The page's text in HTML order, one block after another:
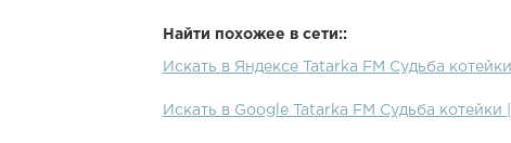
Найти похожее в сети::
Искать в Яндексе Tatarka FM Судьба
Искать в Google Tatarka FM Судьба котейки